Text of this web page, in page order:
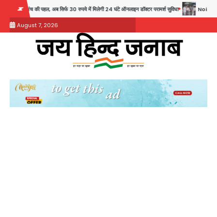
content
सिर्फ 30 रुपये में मिलेगी 24 घंटे ऑनलाइन डॉक्टर परामर्श सुविधा Noida Authority:
August 7, 2026